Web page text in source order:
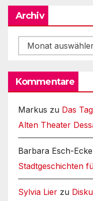
Archiv
Archiv
Kommentare
Markus zu Das
Alten Theater
Barbara Esch-
Stadtgeschichten
Sylvia Lier zu